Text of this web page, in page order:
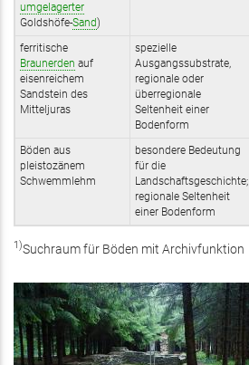
umgelagerter
Goldshöfe-Sand )
ferritische
Braunerden auf
eisenreichem
Sandstein des
Mitteljuras
spezielle
Ausgangssubstrate,
regionale oder
überregionale
Seltenheit einer
Bodenform
Böden aus
pleistozänem
Schwemmlehm
besondere Bedeutung
für die
Landschaftsgeschichte;
regionale Seltenheit
einer Bodenform
1)Suchraum für Böden mit Archivfunktion